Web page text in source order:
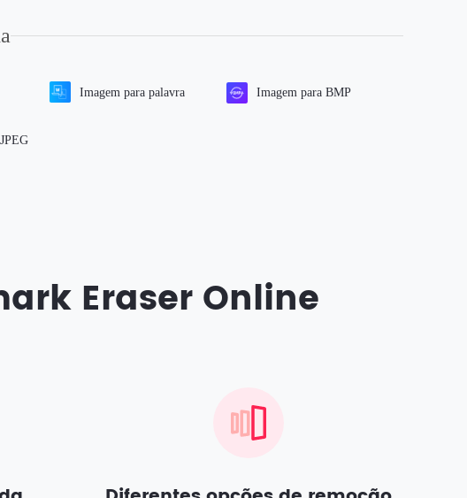
Imagem para palavra Imagem para BMP
Eraser Online